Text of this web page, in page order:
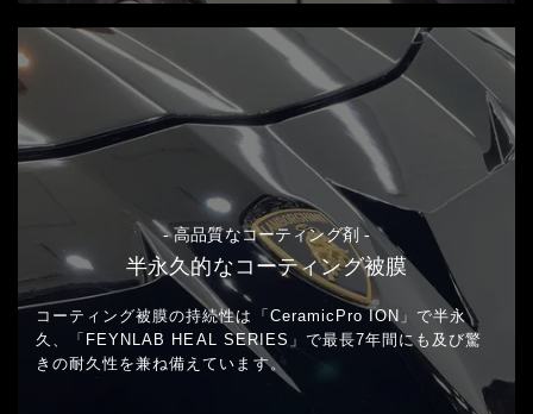
- 高品質なコーティング剤 -
半永久的なコーティング被膜
コーティング被膜の持続性は「CeramicPro ION」で半永
久、
「FEYNLAB HEAL SERIES」で最長7年間にも及び驚
きの耐久性を兼ね備えています。